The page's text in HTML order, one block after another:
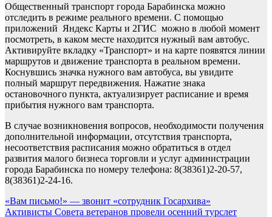
Общественный транспорт города Барабинска можно
отследить в режиме реального времени. С помощью
приложений Яндекс Карты и 2ГИС можно в любой момент
посмотреть, в каком месте находится нужный вам автобус.
Активируйте вкладку «Транспорт» и на карте появятся линии
маршрутов и движение транспорта в реальном времени.
Коснувшись значка нужного вам автобуса, вы увидите
полный маршрут передвижения. Нажатие знака
остановочного пункта, актуализирует расписание и время
прибытия нужного вам транспорта.
В случае возникновения вопросов, необходимости получения
дополнительной информации, отсутствия транспорта,
несоответствия расписания можно обратиться в отдел
развития малого бизнеса торговли и услуг администрации
города Барабинска по номеру телефона: 8(38361)2-20-57,
8(38361)2-24-16.
Навигация
«Вам письмо!» — звонит «сотрудник Госархива»
Активисты Совета ветеранов провели осенний турслет